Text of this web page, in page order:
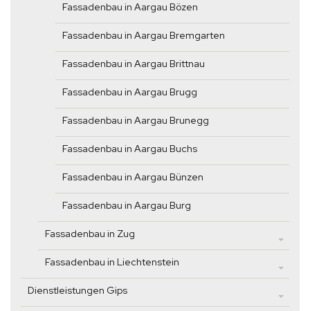
Fassadenbau in Aargau Bözen
Fassadenbau in Aargau Bremgarten
Fassadenbau in Aargau Brittnau
Fassadenbau in Aargau Brugg
Fassadenbau in Aargau Brunegg
Fassadenbau in Aargau Buchs
Fassadenbau in Aargau Bünzen
Fassadenbau in Aargau Burg
Fassadenbau in Zug
Fassadenbau in Liechtenstein
Dienstleistungen Gips